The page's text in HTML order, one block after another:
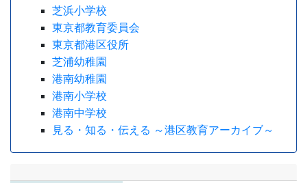
芝浜小学校
東京都教育委員会
東京都港区役所
芝浦幼稚園
港南幼稚園
港南小学校
港南中学校
見る・知る・伝える ～港区教育アーカイブ～